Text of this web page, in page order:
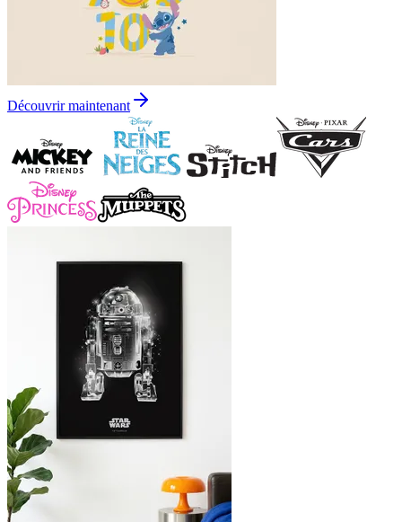
Découvrir maintenant